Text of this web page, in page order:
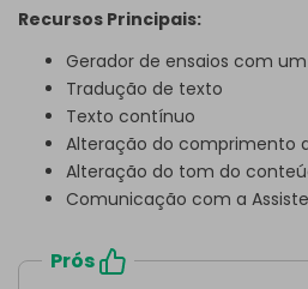
Recursos Principais:
Gerador de ensaios com
Tradução de texto
Texto contínuo
Alteração do comprimento
Alteração do tom do
Comunicação com a
Prós